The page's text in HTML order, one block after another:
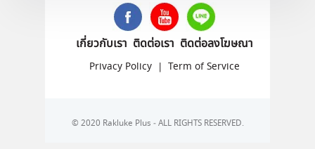
เกี่ยวกับเรา ติดต่อเรา ติดต่อลงโฆษณา
Privacy Policy | Term of Service
© 2020 Rakluke Plus - ALL RIGHTS RESERVED.